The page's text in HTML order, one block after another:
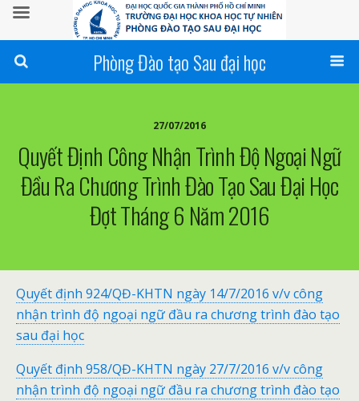
Phòng Đào tạo Sau đại học
27/07/2016
Quyết Định Công Nhận Trình Độ Ngoại Ngữ
Đầu Ra Chương Trình Đào Tạo Sau Đại Học
Đợt Tháng 6 Năm 2016
Quyết định 924/QĐ-KHTN ngày 14/7/2016 v/v công
nhận trình độ ngoại ngữ đầu ra chương trình đào tạo
sau đại học
Quyết định 958/QĐ-KHTN ngày 27/7/2016 v/v công
nhận trình độ ngoại ngữ đầu ra chương trình đào tạo